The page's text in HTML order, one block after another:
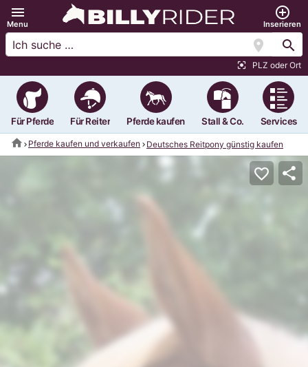
menu
Menu
add_circle_outline
Inserieren
location_on search
center_focus_strong PLZ oder Ort
Für Pferde Für Reiter Pferde kaufen Stall & Co. Services
home Pferde kaufen und verkaufen Deutsches Reitpony günstig kaufen
favorite_border share